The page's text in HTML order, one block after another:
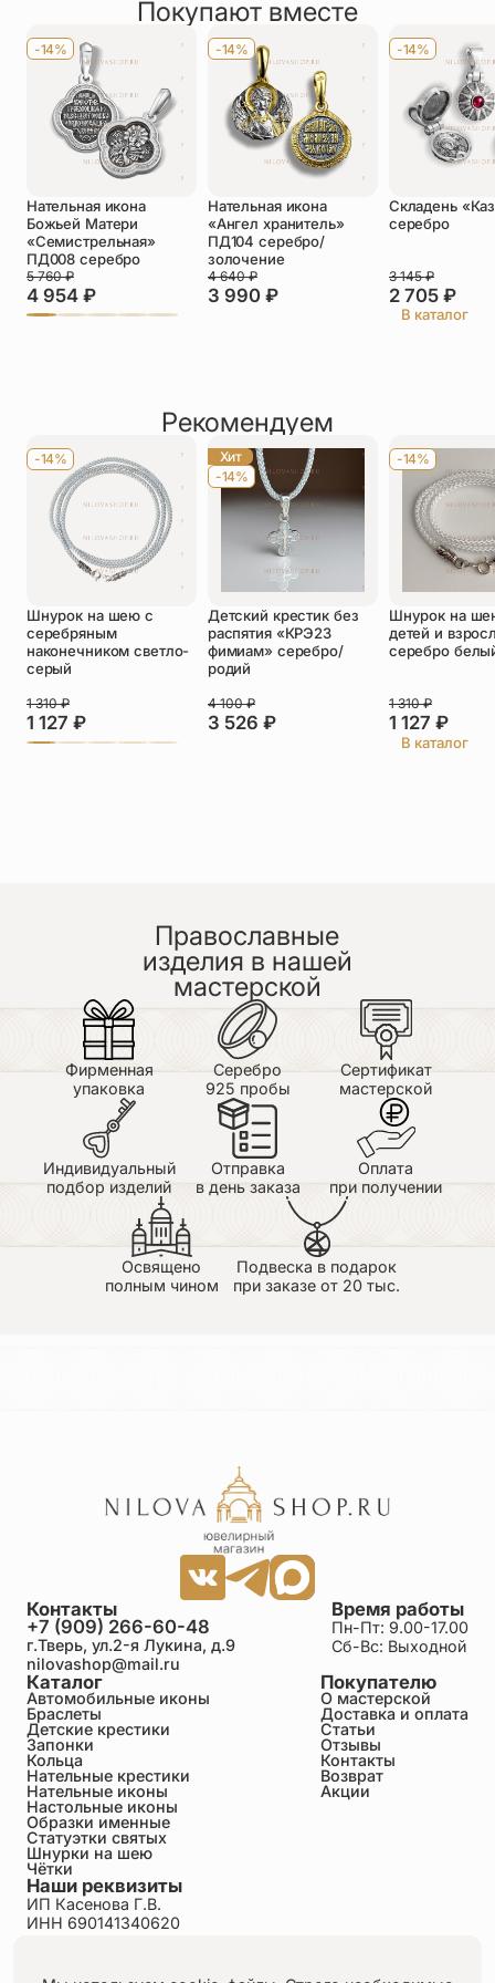
Оставить отзыв
Телефон
Отзыв*
Прикрепить фото
Оставить отзыв
Подтверждаю свое согласие с
политикой конфиденциальностии даю
согласие на обработку персональных
данных
Татьяна
29.06.2026
Очень понравилась икона! Увидела в храме, но
Покупают вместе
-14%
Нательная икона
Божьей Матери
«Семистрельная»
ПД008 серебро
4 954 ₽
5 760₽
-14%
Нательная икона
«Ангел хранитель»
ПД104 серебро/
золочение
3 990 ₽
4 640₽
-14%
Складень
серебро
2 705 ₽
3 145₽
В каталог
Рекомендуем
-14%
Шнурок на шею с
серебряным
наконечником светло-
серый
1 127 ₽
1 310₽
Хит
-14%
Детский крестик без
распятия «КРЭ23
фимиам» серебро/
родий
3 526 ₽
4 100₽
-14%
Шнурок на
детей и
серебро
1 127 ₽
1 310₽
В каталог
Православные
изделия в нашей
мастерской
Фирменная
упаковка
Серебро
925 пробы
Сертификат
мастерской
Индивидуальный
подбор изделий
Отправка
в день заказа
Оплата
при получении
Освящено
полным чином
Подвеска в подарок
при заказе от 20 тыс.
Каталог
Автомобильные иконы
Браслеты
Детские крестики
Запонки
Кольца
Нательные крестики
Нательные иконы
Настольные иконы
Образки именные
Статуэтки святых
Шнурки на шею
Чётки
Покупателю
О мастерской
Доставка и оплата
Статьи
Отзывы
Контакты
Возврат
Акции
Время работы
Пн-Пт: 9.00-17.00
Сб-Вс: Выходной
Контакты
+7 (909) 266-60-48
г.Тверь, ул.2-я Лукина, д.9
nilovashop@mail.ru
Наши реквизиты
ИП Касенова Г.В.
ИНН 690141340620
Пользовательское соглашение